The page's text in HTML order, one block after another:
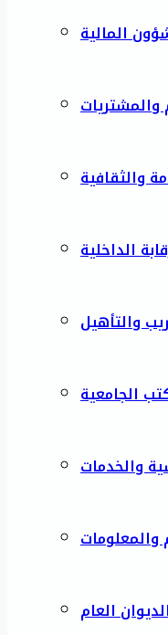
المالية
والمشتريات
والثقافية
الداخلية
والتأهيل
الجامعية
والخدمات
والمعلومات
العام